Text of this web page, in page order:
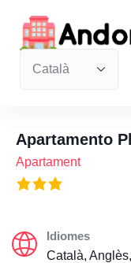
Apartamento
Apartament
Idiomes
Català,